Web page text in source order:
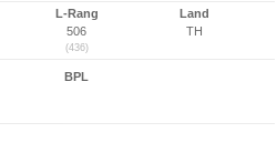
L-Rang
506
(436)
Land
TH
BPL